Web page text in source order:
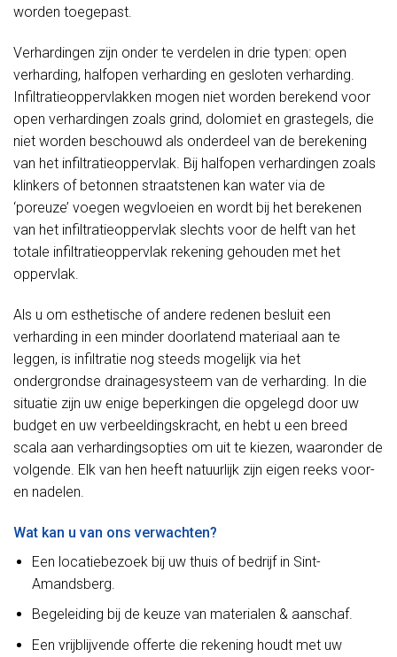
worden toegepast.
Verhardingen zijn onder te verdelen in drie typen: open
verharding, halfopen verharding en gesloten verharding.
Infiltratieoppervlakken mogen niet worden berekend voor
open verhardingen zoals grind, dolomiet en grastegels, die
niet worden beschouwd als onderdeel van de berekening
van het infiltratieoppervlak. Bij halfopen verhardingen zoals
klinkers of betonnen straatstenen kan water via de
‘poreuze’ voegen wegvloeien en wordt bij het berekenen
van het infiltratieoppervlak slechts voor de helft van het
totale infiltratieoppervlak rekening gehouden met het
oppervlak.
Als u om esthetische of andere redenen besluit een
verharding in een minder doorlatend materiaal aan te
leggen, is infiltratie nog steeds mogelijk via het
ondergrondse drainagesysteem van de verharding. In die
situatie zijn uw enige beperkingen die opgelegd door uw
budget en uw verbeeldingskracht, en hebt u een breed
scala aan verhardingsopties om uit te kiezen, waaronder de
volgende. Elk van hen heeft natuurlijk zijn eigen reeks voor-
en nadelen.
Wat kan u van ons verwachten?
Een locatiebezoek bij uw thuis of bedrijf in Sint-
Amandsberg.
Begeleiding bij de keuze van materialen & aanschaf.
Een vrijblijvende offerte die rekening houdt met uw